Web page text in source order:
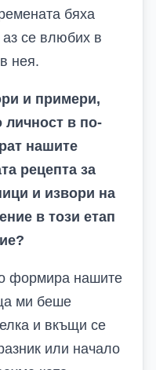
бяха
аз се влюбих в
нея.
и примери,
личност в по-
нашите
рецепта за
и извори на
в този етап
формира нашите
ми беше
и вкъщи се
или начало